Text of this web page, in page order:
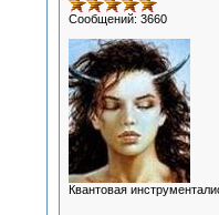
Сообщений: 3660
Квантовая